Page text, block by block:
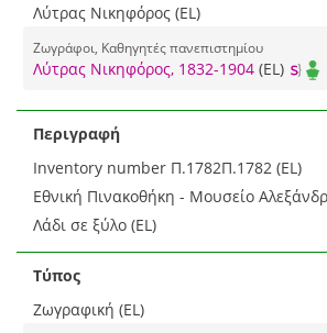
Λύτρας Νικηφόρος (EL)
Ζωγράφοι, Καθηγητές πανεπιστημίου
Λύτρας Νικηφόρος, 1832-1904 (EL)
Περιγραφή
Inventory number Π.1782Π.1782 (EL)
Εθνική Πινακοθήκη - Μουσείο
Λάδι σε ξύλο (EL)
Τύπος
Ζωγραφική (EL)